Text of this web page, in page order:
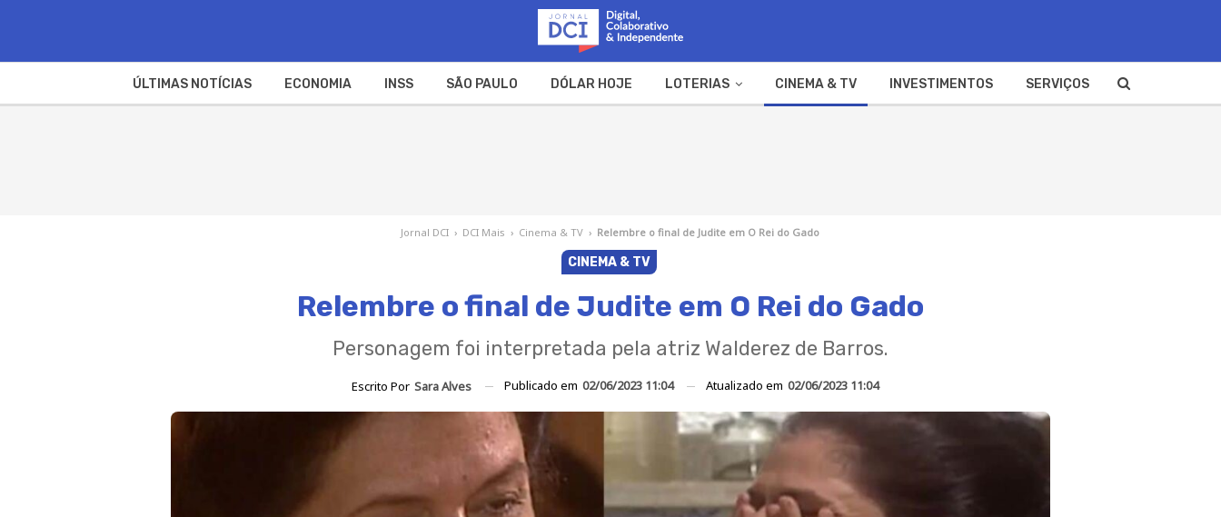
ÚLTIMAS NOTÍCIAS ECONOMIA INSS SÃO PAULO DÓLAR HOJE LOTERIAS CINEMA & TV INVESTIMENTOS SERVIÇOS
Jornal DCI › DCI Mais › Cinema & TV › Relembre o final de Judite em O Rei do Gado
CINEMA & TV
Relembre o final de Judite em O Rei do Gado
Personagem foi interpretada pela atriz Walderez de Barros.
Escrito Por Sara Alves Publicado em 02/06/2023 11:04 Atualizado em 02/06/2023 11:04